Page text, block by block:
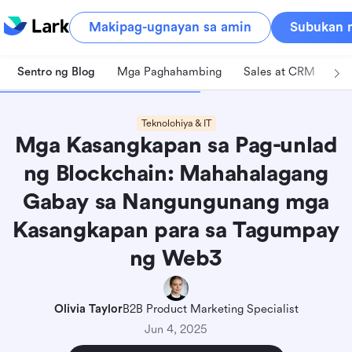
Makipag-ugnayan sa amin Subukan
Sentro ng Blog Mga Paghahambing Sales at CRM
Teknolohiya & IT
Mga Kasangkapan sa Pag-unlad
ng Blockchain: Mahahalagang
Gabay sa Nangungunang mga
Kasangkapan para sa Tagumpay
ng Web3
Olivia TaylorB2B Product Marketing Specialist
Jun 4, 2025